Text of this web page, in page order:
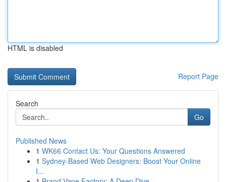
HTML is disabled
Report Page
Search
Go
Published News
1 WK66 Contact Us: Your Questions Answered
1 Sydney-Based Web Designers: Boost Your Online
I...